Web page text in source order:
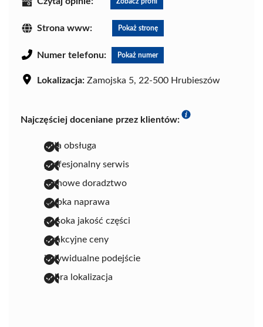
Strona www: Pokaż stronę
Numer telefonu: Pokaż numer
Lokalizacja: Zamojska 5, 22-500 Hrubieszów
Najczęściej doceniane przez klientów:
miła obsługa
profesjonalny serwis
fachowe doradztwo
szybka naprawa
wysoka jakość części
atrakcyjne ceny
indywidualne podejście
dobra lokalizacja